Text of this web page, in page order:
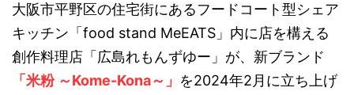
大阪市平野区の住宅街にあるフードコート型シェア
キッチン「food stand MeEATS」内に店を構える
創作料理店「広島れもんずゆー」が、新ブランド
「米粉 ～Kome-Kona～」 を2024年2月に立ち上げ